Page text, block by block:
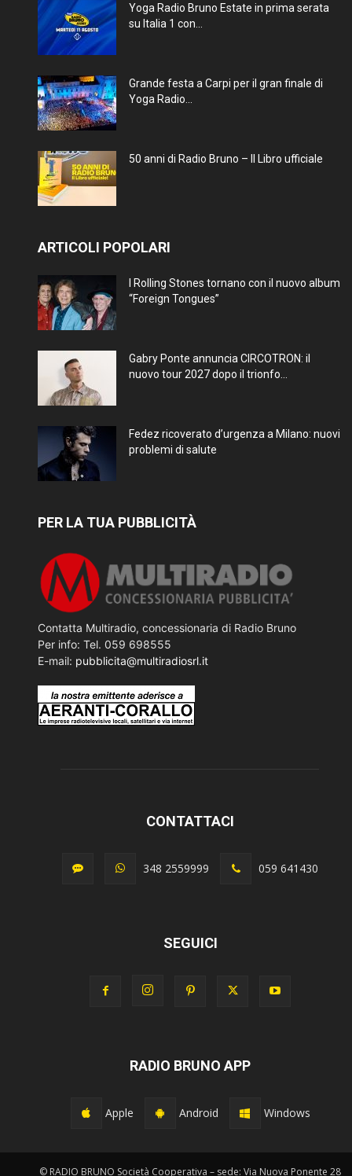
Yoga Radio Bruno Estate in prima serata
su Italia 1 con...
Grande festa a Carpi per il gran finale di
Yoga Radio...
50 anni di Radio Bruno – Il Libro ufficiale
ARTICOLI POPOLARI
I Rolling Stones tornano con il nuovo album
“Foreign Tongues”
Gabry Ponte annuncia CIRCOTRON: il
nuovo tour 2027 dopo il trionfo...
Fedez ricoverato d’urgenza a Milano: nuovi
problemi di salute
PER LA TUA PUBBLICITÀ
Contatta Multiradio, concessionaria di Radio Bruno
Per info: Tel. 059 698555
E-mail: pubblicita@multiradiosrl.it
CONTATTACI
348 2559999 059 641430
SEGUICI
RADIO BRUNO APP
Apple Android Windows
© RADIO BRUNO Società Cooperativa – sede: Via Nuova Ponente 28